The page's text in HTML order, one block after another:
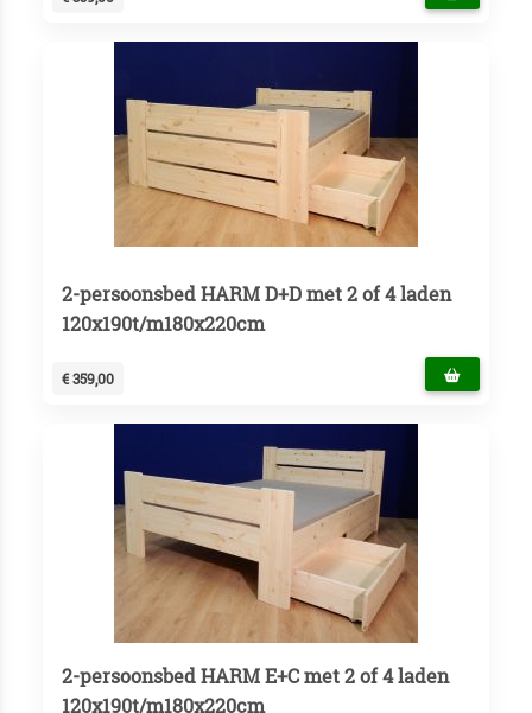
2-persoonsbed HARM D+D met 2 of 4 laden
120x190t/m180x220cm
€ 359,00
2-persoonsbed HARM E+C met 2 of 4 laden
120x190t/m180x220cm